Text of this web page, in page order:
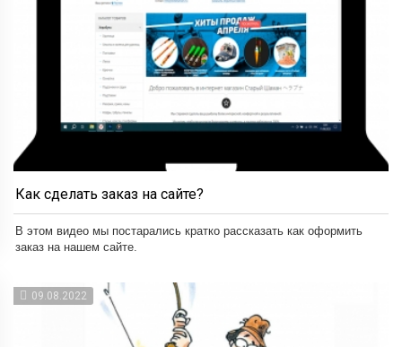
Как сделать заказ на сайте?
В этом видео мы постарались кратко рассказать как оформить
заказ на нашем сайте.
09.08.2022